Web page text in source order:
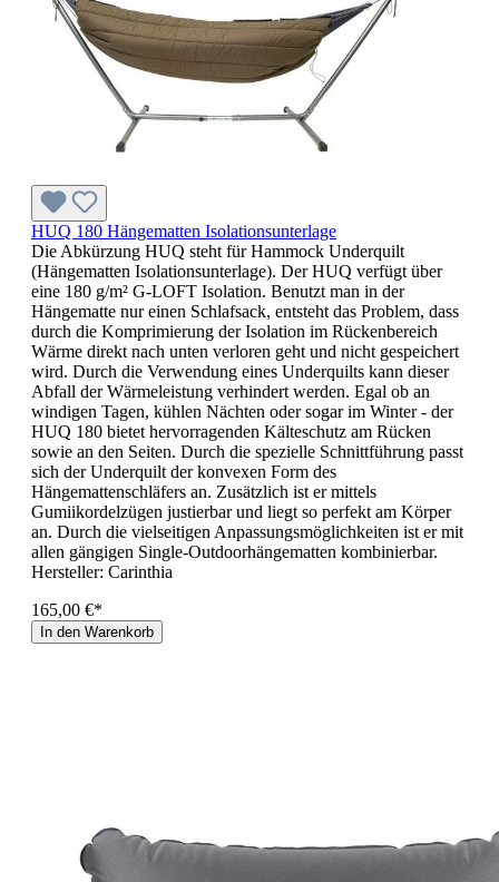
HUQ 180 Hängematten Isolationsunterlage
Die Abkürzung HUQ steht für Hammock Underquilt
(Hängematten Isolationsunterlage). Der HUQ verfügt über
eine 180 g/m² G-LOFT Isolation. Benutzt man in der
Hängematte nur einen Schlafsack, entsteht das Problem, dass
durch die Komprimierung der Isolation im Rückenbereich
Wärme direkt nach unten verloren geht und nicht gespeichert
wird. Durch die Verwendung eines Underquilts kann dieser
Abfall der Wärmeleistung verhindert werden. Egal ob an
windigen Tagen, kühlen Nächten oder sogar im Winter - der
HUQ 180 bietet hervorragenden Kälteschutz am Rücken
sowie an den Seiten. Durch die spezielle Schnittführung passt
sich der Underquilt der konvexen Form des
Hängemattenschläfers an. Zusätzlich ist er mittels
Gumiikordelzügen justierbar und liegt so perfekt am Körper
an. Durch die vielseitigen Anpassungsmöglichkeiten ist er mit
allen gängigen Single-Outdoorhängematten kombinierbar.
Hersteller: Carinthia
165,00 €*
In den Warenkorb